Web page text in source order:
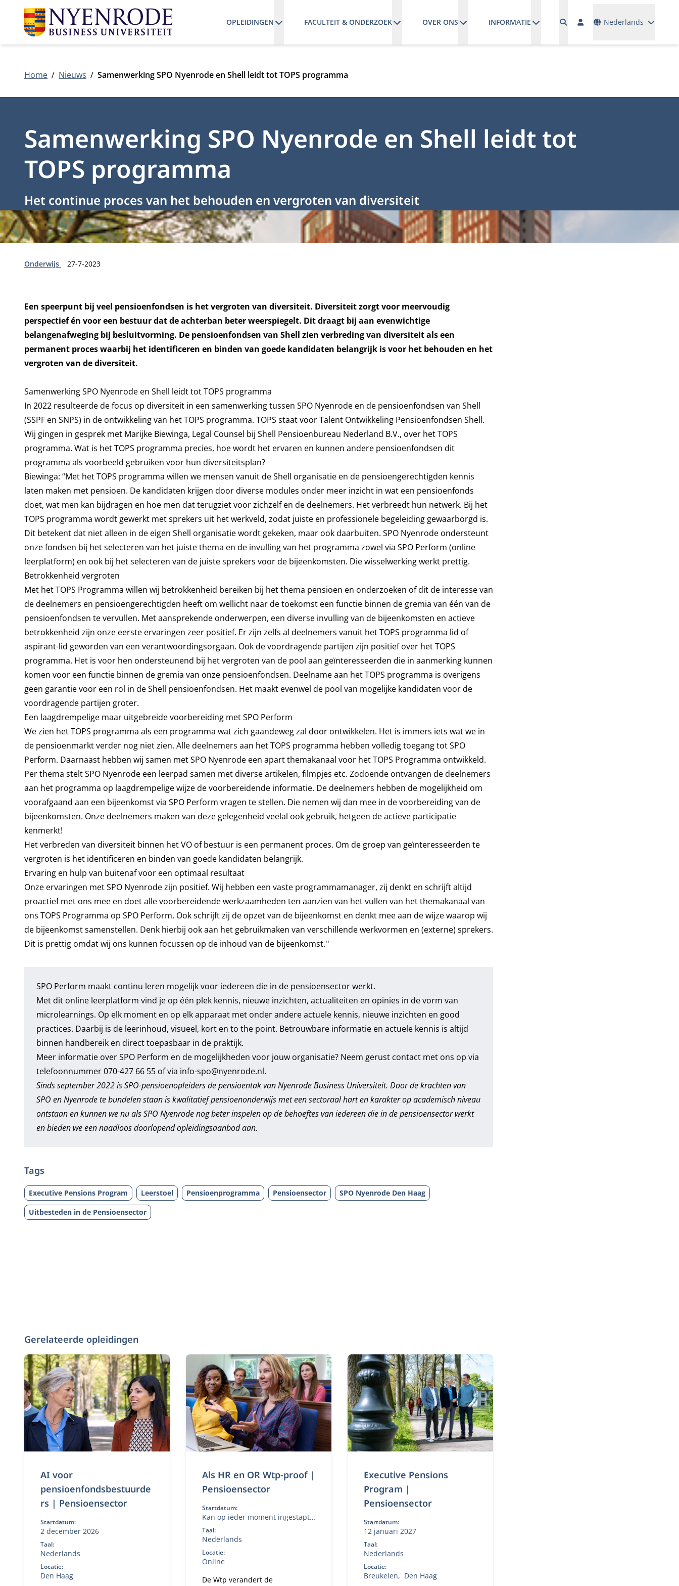
OPLEIDINGEN FACULTEIT & ONDERZOEK OVER ONS INFORMATIE Nederlands
Home Nieuws Samenwerking SPO Nyenrode en Shell leidt tot TOPS programma
Samenwerking SPO Nyenrode en Shell leidt tot
TOPS programma
Het continue proces van het behouden en vergroten van diversiteit
Type:
Onderwijs Publicatiedatum:
27-7-2023
Een speerpunt bij veel pensioenfondsen is het vergroten van diversiteit. Diversiteit zorgt voor meervoudig
perspectief én voor een bestuur dat de achterban beter weerspiegelt. Dit draagt bij aan evenwichtige
belangenafweging bij besluitvorming. De pensioenfondsen van Shell zien verbreding van diversiteit als een
permanent proces waarbij het identificeren en binden van goede kandidaten belangrijk is voor het behouden en het
vergroten van de diversiteit.
Samenwerking SPO Nyenrode en Shell leidt tot TOPS programma
In 2022 resulteerde de focus op diversiteit in een samenwerking tussen SPO Nyenrode en de pensioenfondsen van Shell
(SSPF en SNPS) in de ontwikkeling van het TOPS programma. TOPS staat voor Talent Ontwikkeling Pensioenfondsen Shell.
Wij gingen in gesprek met Marijke Biewinga, Legal Counsel bij Shell Pensioenbureau Nederland B.V., over het TOPS
programma. Wat is het TOPS programma precies, hoe wordt het ervaren en kunnen andere pensioenfondsen dit
programma als voorbeeld gebruiken voor hun diversiteitsplan?
Biewinga: “Met het TOPS programma willen we mensen vanuit de Shell organisatie en de pensioengerechtigden kennis
laten maken met pensioen. De kandidaten krijgen door diverse modules onder meer inzicht in wat een pensioenfonds
doet, wat men kan bijdragen en hoe men dat terugziet voor zichzelf en de deelnemers. Het verbreedt hun netwerk. Bij het
TOPS programma wordt gewerkt met sprekers uit het werkveld, zodat juiste en professionele begeleiding gewaarborgd is.
Dit betekent dat niet alleen in de eigen Shell organisatie wordt gekeken, maar ook daarbuiten. SPO Nyenrode ondersteunt
onze fondsen bij het selecteren van het juiste thema en de invulling van het programma zowel via SPO Perform (online
leerplatform) en ook bij het selecteren van de juiste sprekers voor de bijeenkomsten. Die wisselwerking werkt prettig.
Betrokkenheid vergroten
Met het TOPS Programma willen wij betrokkenheid bereiken bij het thema pensioen en onderzoeken of dit de interesse van
de deelnemers en pensioengerechtigden heeft om wellicht naar de toekomst een functie binnen de gremia van één van de
pensioenfondsen te vervullen. Met aansprekende onderwerpen, een diverse invulling van de bijeenkomsten en actieve
betrokkenheid zijn onze eerste ervaringen zeer positief. Er zijn zelfs al deelnemers vanuit het TOPS programma lid of
aspirant-lid geworden van een verantwoordingsorgaan. Ook de voordragende partijen zijn positief over het TOPS
programma. Het is voor hen ondersteunend bij het vergroten van de pool aan geïnteresseerden die in aanmerking kunnen
komen voor een functie binnen de gremia van onze pensioenfondsen. Deelname aan het TOPS programma is overigens
geen garantie voor een rol in de Shell pensioenfondsen. Het maakt evenwel de pool van mogelijke kandidaten voor de
voordragende partijen groter.
Een laagdrempelige maar uitgebreide voorbereiding met SPO Perform
We zien het TOPS programma als een programma wat zich gaandeweg zal door ontwikkelen. Het is immers iets wat we in
de pensioenmarkt verder nog niet zien. Alle deelnemers aan het TOPS programma hebben volledig toegang tot SPO
Perform. Daarnaast hebben wij samen met SPO Nyenrode een apart themakanaal voor het TOPS Programma ontwikkeld.
Per thema stelt SPO Nyenrode een leerpad samen met diverse artikelen, filmpjes etc. Zodoende ontvangen de deelnemers
aan het programma op laagdrempelige wijze de voorbereidende informatie. De deelnemers hebben de mogelijkheid om
voorafgaand aan een bijeenkomst via SPO Perform vragen te stellen. Die nemen wij dan mee in de voorbereiding van de
bijeenkomsten. Onze deelnemers maken van deze gelegenheid veelal ook gebruik, hetgeen de actieve participatie
kenmerkt!
Het verbreden van diversiteit binnen het VO of bestuur is een permanent proces. Om de groep van geïnteresseerden te
vergroten is het identificeren en binden van goede kandidaten belangrijk.
Ervaring en hulp van buitenaf voor een optimaal resultaat
Onze ervaringen met SPO Nyenrode zijn positief. Wij hebben een vaste programmamanager, zij denkt en schrijft altijd
proactief met ons mee en doet alle voorbereidende werkzaamheden ten aanzien van het vullen van het themakanaal van
ons TOPS Programma op SPO Perform. Ook schrijft zij de opzet van de bijeenkomst en denkt mee aan de wijze waarop wij
de bijeenkomst samenstellen. Denk hierbij ook aan het gebruikmaken van verschillende werkvormen en (externe) sprekers.
Dit is prettig omdat wij ons kunnen focussen op de inhoud van de bijeenkomst.''
SPO Perform maakt continu leren mogelijk voor iedereen die in de pensioensector werkt.
Met dit online leerplatform vind je op één plek kennis, nieuwe inzichten, actualiteiten en opinies in de vorm van
microlearnings. Op elk moment en op elk apparaat met onder andere actuele kennis, nieuwe inzichten en good
practices. Daarbij is de leerinhoud, visueel, kort en to the point. Betrouwbare informatie en actuele kennis is altijd
binnen handbereik en direct toepasbaar in de praktijk.
Meer informatie over SPO Perform en de mogelijkheden voor jouw organisatie? Neem gerust contact met ons op via
telefoonnummer 070-427 66 55 of via info-spo@nyenrode.nl.
Sinds september 2022 is SPO-pensioenopleiders de pensioentak van Nyenrode Business Universiteit. Door de krachten van
SPO en Nyenrode te bundelen staan is kwalitatief pensioenonderwijs met een sectoraal hart en karakter op academisch niveau
ontstaan en kunnen we nu als SPO Nyenrode nog beter inspelen op de behoeftes van iedereen die in de pensioensector werkt
en bieden we een naadloos doorlopend opleidingsaanbod aan.
Tags
Executive Pensions Program Leerstoel Pensioenprogramma Pensioensector
SPO Nyenrode Den Haag
Uitbesteden in de Pensioensector
Gerelateerde opleidingen
AI voor
pensioenfondsbestuurde
rs | Pensioensector
Startdatum:
2 december 2026
Taal:
Nederlands
Locatie:
Den Haag
Als HR en OR Wtp-proof |
Pensioensector
Startdatum:
Kan op ieder moment ingestapt
worden
Taal:
Nederlands
Locatie:
Online
De Wtp verandert de
Executive Pensions
Program |
Pensioensector
Startdatum:
12 januari 2027
Taal:
Nederlands
Locatie:
Breukelen
Den Haag